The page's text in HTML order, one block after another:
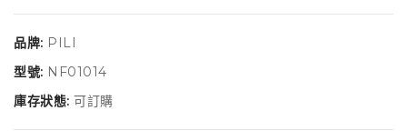
品牌: PILI
型號: NF01014
庫存狀態: 可訂購